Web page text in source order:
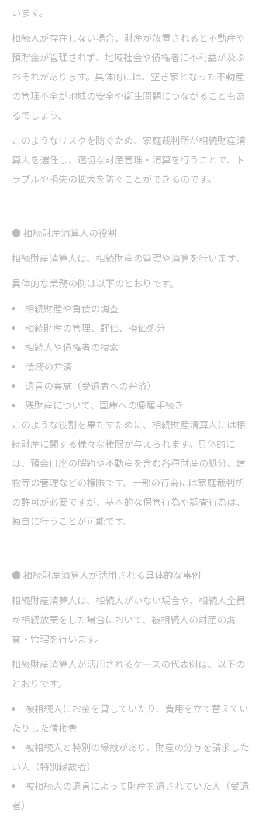
います。
相続人が存在しない場合、財産が放置されると不動産や
預貯金が管理されず、地域社会や債権者に不利益が及ぶ
おそれがあります。具体的には、空き家となった不動産
の管理不全が地域の安全や衛生問題につながることもあ
るでしょう。
このようなリスクを防ぐため、家庭裁判所が相続財産清
算人を選任し、適切な財産管理・清算を行うことで、ト
ラブルや損失の拡大を防ぐことができるのです。
● 相続財産清算人の役割
相続財産清算人は、相続財産の管理や清算を行います。
具体的な業務の例は以下のとおりです。
相続財産や負債の調査
相続財産の管理、評価、換価処分
相続人や債権者の捜索
債務の弁済
遺言の実施（受遺者への弁済）
残財産について、国庫への帰属手続き
このような役割を果たすために、相続財産清算人には相
続財産に関する様々な権限が与えられます。具体的に
は、預金口座の解約や不動産を含む各種財産の処分、建
物等の管理などの権限です。一部の行為には家庭裁判所
の許可が必要ですが、基本的な保管行為や調査行為は、
独自に行うことが可能です。
● 相続財産清算人が活用される具体的な事例
相続財産清算人は、相続人がいない場合や、相続人全員
が相続放棄をした場合において、被相続人の財産の調
査・管理を行います。
相続財産清算人が活用されるケースの代表例は、以下の
とおりです。
被相続人にお金を貸していたり、費用を立て替えてい
たりした債権者
被相続人と特別の縁故があり、財産の分与を請求した
い人（特別縁故者）
被相続人の遺言によって財産を遺されていた人（受遺
者）